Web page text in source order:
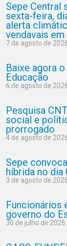
Sepe Central
sexta-feira,
alerta
vendavais
7 de agosto de
Baixe agora
Educação
6 de agosto de
Pesquisa
social e
prorrogado
4 de agosto de
Sepe
híbrida no
3 de agosto de
Funcionários
governo do
30 de julho de 2026